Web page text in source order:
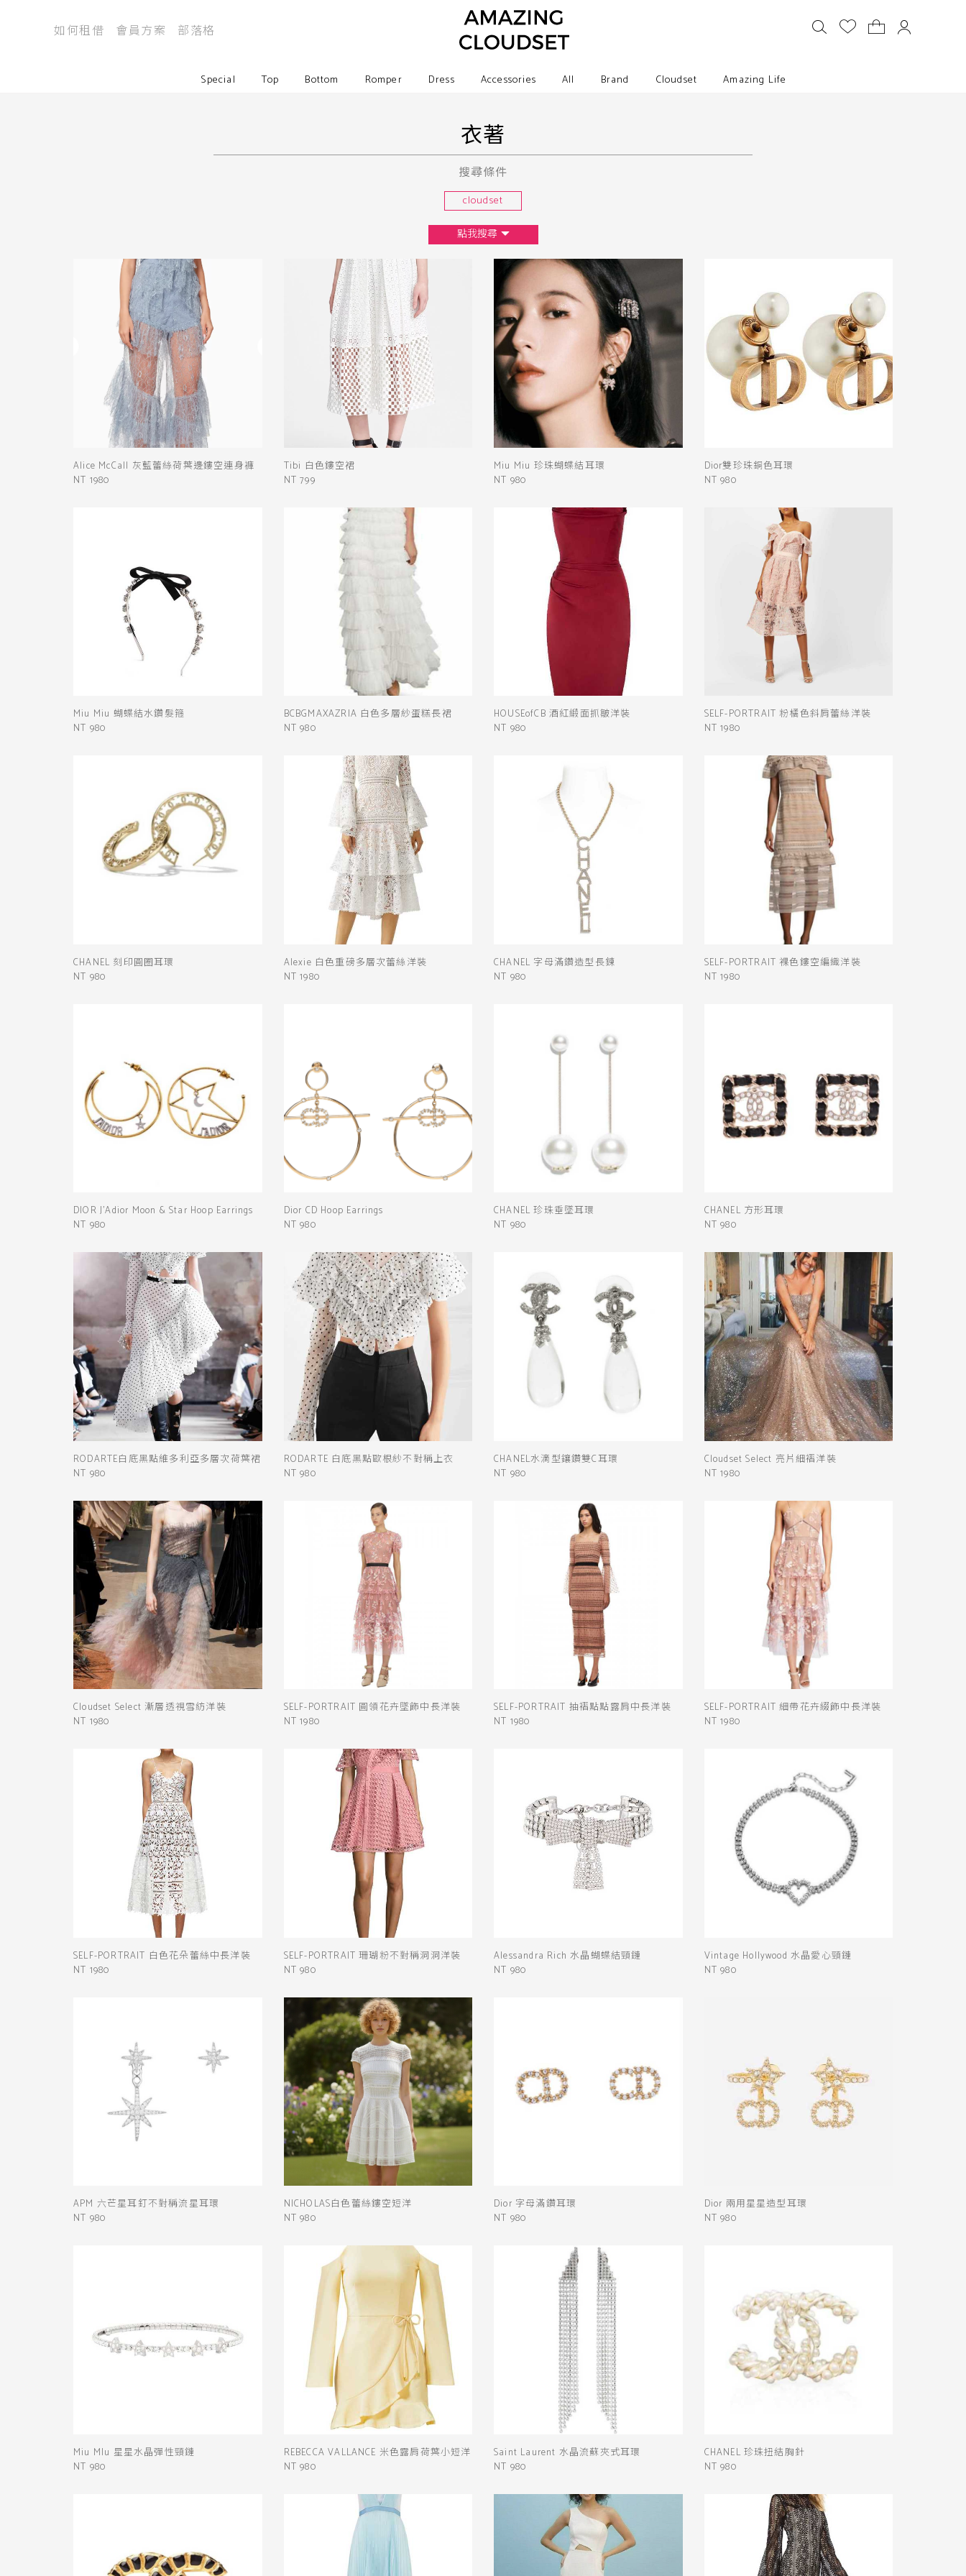
如何租借 會員方案 部落格
Special Top Bottom Romper Dress Accessories All Brand Cloudset Amazing Life
衣著
搜尋條件
cloudset
點我搜尋
尺寸
XS L F
顏色
黑 白 橘 金
銀 藍 灰
格紋
Alice McCall 灰藍蕾絲荷葉邊鏤空連身褲
NT 1980
Tibi 白色鏤空裙
NT 799
Miu Miu 珍珠蝴蝶結耳環
NT 980
Dior雙珍珠銅色耳環
NT 980
Miu Miu 蝴蝶結水鑽髮箍
NT 980
BCBGMAXAZRIA 白色多層紗蛋糕長裙
NT 980
HOUSEofCB 酒紅緞面抓皺洋裝
NT 980
SELF-PORTRAIT 粉橘色斜肩蕾絲洋裝
NT 1980
CHANEL 刻印圓圈耳環
NT 980
Alexie 白色重磅多層次蕾絲洋裝
NT 1980
CHANEL 字母滿鑽造型長鍊
NT 980
SELF-PORTRAIT 裸色鏤空編織洋裝
NT 1980
DIOR J'Adior Moon & Star Hoop Earrings
NT 980
Dior CD Hoop Earrings
NT 980
CHANEL 珍珠垂墜耳環
NT 980
CHANEL 方形耳環
NT 980
RODARTE白底黑點維多利亞多層次荷葉裙
NT 980
RODARTE 白底黑點歐根紗不對稱上衣
NT 980
CHANEL水滴型鑲鑽雙C耳環
NT 980
Cloudset Select 亮片細褶洋裝
NT 1980
Cloudset Select 漸層透視雪紡洋裝
NT 1980
SELF-PORTRAIT 圓領花卉墜飾中長洋裝
NT 1980
SELF-PORTRAIT 抽褶點點露肩中長洋裝
NT 1980
SELF-PORTRAIT 細帶花卉綴飾中長洋裝
NT 1980
SELF-PORTRAIT 白色花朵蕾絲中長洋裝
NT 1980
SELF-PORTRAIT 珊瑚粉不對稱洞洞洋裝
NT 980
Alessandra Rich 水晶蝴蝶結頸鏈
NT 980
Vintage Hollywood 水晶愛心頸鏈
NT 980
APM 六芒星耳釘不對稱流星耳環
NT 980
NICHOLAS白色蕾絲鏤空短洋
NT 980
Dior 字母滿鑽耳環
NT 980
Dior 兩用星星造型耳環
NT 980
Miu MIu 星星水晶彈性頸鏈
NT 980
REBECCA VALLANCE 米色露肩荷葉小短洋
NT 980
Saint Laurent 水晶流蘇夾式耳環
NT 980
CHANEL 珍珠扭結胸針
NT 980